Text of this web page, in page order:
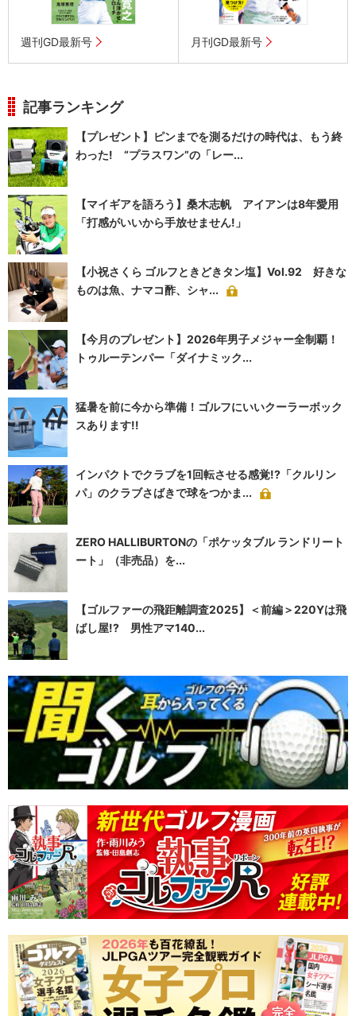
週刊GD最新号 月刊GD最新号
記事ランキング
【プレゼント】ピンまでを測るだけの時代は、もう終
わった! “プラスワン”の「レー...
【マイギアを語ろう】桑木志帆 アイアンは8年愛用
「打感がいいから手放せません!」
【小祝さくら ゴルフときどきタン塩】Vol.92 好きな
ものは魚、ナマコ酢、シャ...
【今月のプレゼント】2026年男子メジャー全制覇！
トゥルーテンパー「ダイナミック...
猛暑を前に今から準備！ゴルフにいいクーラーボック
スあります!!
インパクトでクラブを1回転させる感覚!?「クルリン
パ」のクラブさばきで球をつかま...
ZERO HALLIBURTONの「ポケッタブル ランドリート
ート」（非売品）を...
【ゴルファーの飛距離調査2025】＜前編＞220Yは飛
ばし屋!? 男性アマ140...